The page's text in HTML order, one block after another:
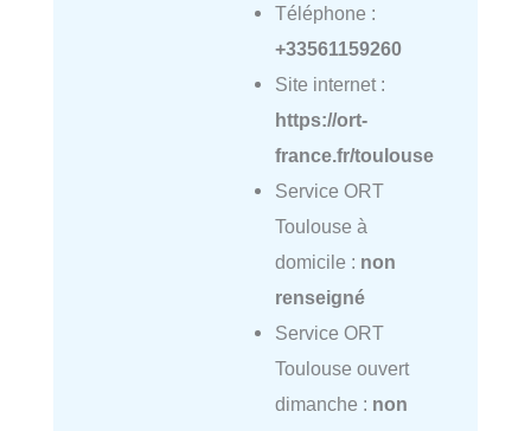
Téléphone :
+33561159260
Site internet :
https://ort-
france.fr/toulouse
Service ORT
Toulouse à
domicile : non
renseigné
Service ORT
Toulouse ouvert
dimanche : non